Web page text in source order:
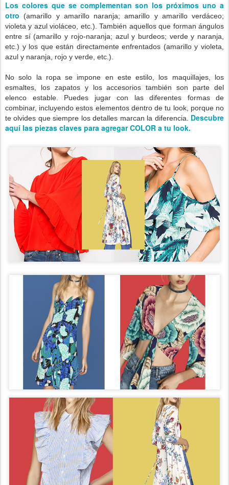
Los colores que se complementan son los próximos uno a
otro
(amarillo y amarillo naranja; amarillo y amarillo verdáceo;
violeta y azul violáceo, etc.). También aquellos que forman ángulos
entre sí (amarillo y rojo-naranja; azul y burdeos; verde y naranja,
etc.) y los que están directamente enfrentados (amarillo y violeta,
azul y naranja, rojo y verde, etc.).
No solo la ropa se impone en este estilo, los maquillajes, los
esmaltes, los zapatos y los accesorios también son parte del
elenco estable. Puedes jugar con las diferentes formas de
combinar, incluyendo estos elementos dentro de tu look, porque no
te olvides que siempre los detalles marcan la diferencia. Descubre
aquí las piezas claves para agregar COLOR a tu look.